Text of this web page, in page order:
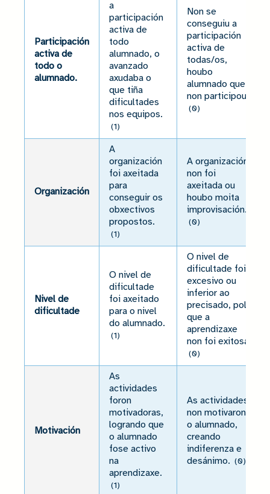
Participación
activa de
todo o
alumnado.
a
participación
activa de
todo
alumnado, o
avanzado
axudaba o
que tiña
dificultades
nos equipos.
(1)
Non se
conseguiu a
participación
activa de
todas/os,
houbo
alumnado que
non participou.
(0)
Organización
A
organización
foi axeitada
para
conseguir os
obxectivos
propostos.
(1)
A organización
non foi
axeitada ou
houbo moita
improvisación.
(0)
Nivel de
dificultade
O nivel de
dificultade
foi axeitado
para o nivel
do alumnado.
(1)
O nivel de
dificultade foi
excesivo ou
inferior ao
precisado, polo
que a
aprendizaxe
non foi exitosa.
(0)
Motivación
As
actividades
foron
motivadoras,
logrando que
o alumnado
fose activo
na
aprendizaxe.
(1)
As actividades
non motivaron
o alumnado,
creando
indiferenza e
desánimo. (0)